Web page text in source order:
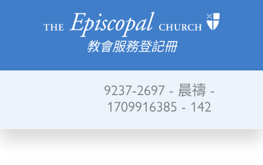
教會服務登記冊
9237-2697 - 晨禱 -
1709916385 - 142